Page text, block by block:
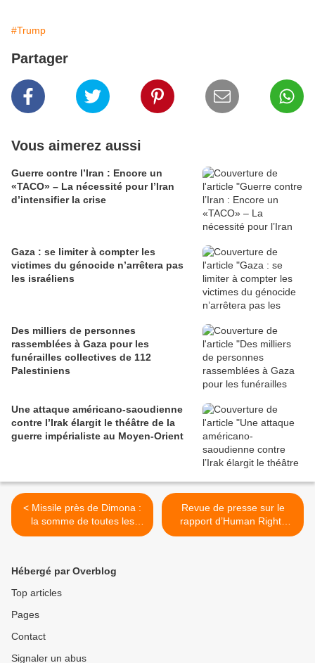
#Trump
Partager
Vous aimerez aussi
Guerre contre l’Iran : Encore un
«TACO» – La nécessité pour l’Iran
d’intensifier la crise
Gaza : se limiter à compter les
victimes du génocide n’arrêtera pas
les israéliens
Des milliers de personnes
rassemblées à Gaza pour les
funérailles collectives de 112
Palestiniens
Une attaque américano-saoudienne
contre l’Irak élargit le théâtre de la
guerre impérialiste au Moyen-Orient
< Missile près de Dimona :
la somme de toutes les
peurs pour Israël, l’axe de
Revue de presse sur le
rapport d’Human Rights
Watch sur l’apartheid
Hébergé par Overblog
Top articles
Pages
Contact
Signaler un abus